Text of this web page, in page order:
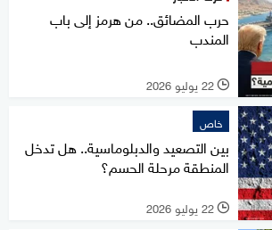
حرب المضائق.. من هرمز إلى باب
المندب
l 22 يوليو 2026
خاص
بين التصعيد والدبلوماسية.. هل تدخل
المنطقة مرحلة الحسم؟
l 22 يوليو 2026